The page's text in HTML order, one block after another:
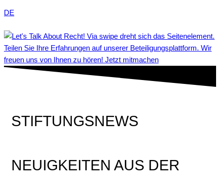
DE
Teilen Sie Ihre Erfahrungen auf unserer Beteiligungsplattform. Wir
freuen uns von Ihnen zu hören! Jetzt mitmachen
STIFTUNGSNEWS
NEUIGKEITEN AUS DER